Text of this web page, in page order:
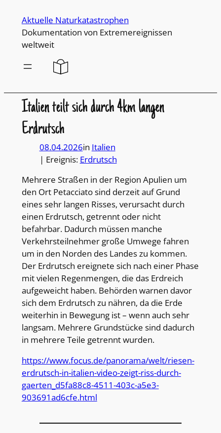
Inhalt
wechseln
Aktuelle Naturkatastrophen
Dokumentation von Extremereignissen
weltweit
Italien teilt sich durch 4km langen
Erdrutsch
08.04.2026in Italien
| Ereignis: Erdrutsch
Mehrere Straßen in der Region Apulien um
den Ort Petacciato sind derzeit auf Grund
eines sehr langen Risses, verursacht durch
einen Erdrutsch, getrennt oder nicht
befahrbar. Dadurch müssen manche
Verkehrsteilnehmer große Umwege fahren
um in den Norden des Landes zu kommen.
Der Erdrutsch ereignete sich nach einer Phase
mit vielen Regenmengen, die das Erdreich
aufgeweicht haben. Behörden warnen davor
sich dem Erdrutsch zu nähren, da die Erde
weiterhin in Bewegung ist – wenn auch sehr
langsam. Mehrere Grundstücke sind dadurch
in mehrere Teile getrennt wurden.
https://www.focus.de/panorama/welt/riesen-
erdrutsch-in-italien-video-zeigt-riss-durch-
gaerten_d5fa88c8-4511-403c-a5e3-
903691ad6cfe.html